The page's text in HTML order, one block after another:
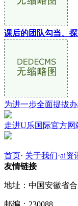
课后的团队勾当、
为进一步全面提拔
走进U乐国际官方网
首页· 关于我们·ai资
友情链接
地址：中国安徽省
邮编：230088